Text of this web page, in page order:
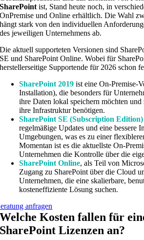
SharePointist, Stand heute noch, in
OnPremise und Online erhältlich. Die Wahl
hängt stark von den individuellen
des jeweiligen Unternehmens ab.
Die aktuell supporteten Versionen sind
SE und SharePoint Online. Wobei für
herstellerseitige Supportende für 2026 schon
SharePoint 2019 ist eine On-Premise-
Installation), die besonders für
ihre Daten lokal speichern möchten
ihre Infrastruktur benötigen.
SharePoint SE (Subscription Edition)
regelmäßige Updates und eine bessere
Umgebungen, was es zu einer
Momentan ist es die aktuellste On-
Unternehmen die Kontrolle über die
SharePoint Online, als Teil von
Zugang zu SharePoint über die Cloud
Unternehmen, die eine skalierbare,
kosteneffiziente Lösung suchen.
anfragen
Welche Kosten fallen für
SharePoint Lizenzen an?